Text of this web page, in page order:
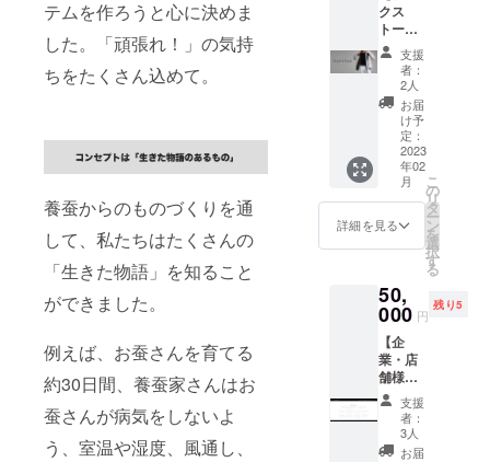
テムを作ろうと心に決めま
した。「頑張れ！」の気持
ちをたくさん込めて。
養蚕からのものづくりを通
して、私たちはたくさんの
「生きた物語」を知ること
ができました。
例えば、お蚕さんを育てる
約30日間、養蚕家さんはお
蚕さんが病気をしないよ
う、室温や湿度、風通し、
応） 生
産国：
日本 ◆
シルク
の特性
上紫外
線など
により
うっす
らと黄
変する
ありま
す。
（閉じ
た状
態） 素
材：外
側シル
ク100%
（緯糸
黒に豊
田シル
クを使
用）、
内側牛
革 生産
の都合
上、掲
と実際
の色が
異なる
場合が
ござい
ます。
■ シル
トール
のよう
にふわ
りとあ
たたか
い。シ
ルクの
良さを
集め
た、リ
ボンタ
イ。ス
カーフ
り、ネ
クタイ
よりも
柔らか
い風合
いが特
徴で
す。 糸
一本一
本が主
クス
トール
＋ブラ
ンド紹
介カー
ド５枚
セッ
ト】 ユ
ニセッ
クスで
お使い
いただ
けるシ
ルクス
トー
クタイ
生地と
しても
使用で
きる織
り密度
で製織
してい
るの
で、ス
支援
者：
2人
お届
け予
定：
2023
年02
月
詳細を見る
こ
の
リ
タ
ー
ン
を
選
択
す
る
50,
000 円
残り5
【企
業・店
舗様向
け：弊
ブラン
ドHP内
にロゴ
支援
者：
3人
お届